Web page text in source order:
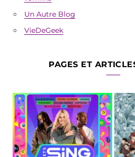
Un Autre Blog
VieDeGeek
PAGES ET